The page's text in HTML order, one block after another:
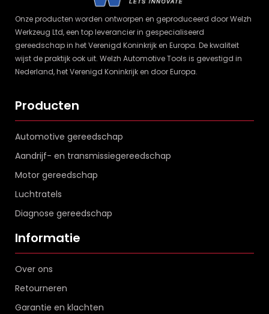
Onze producten worden ontworpen en geproduceerd door Welzh
Werkzeug Ltd, een top leverancier in gespecialiseerd
gereedschap in het Verenigd Koninkrijk en Europa. De kwaliteit
wijst de praktijk ook uit. Welzh Automotive Tools is gevestigd in
Nederland, het Verenigd Koninkrijk en door Europa.
Producten
Automotive gereedschap
Aandrijf- en transmissiegereedschap
Motor gereedschap
Luchtratels
Diagnose gereedschap
Informatie
Over ons
Retourneren
Garantie en klachten